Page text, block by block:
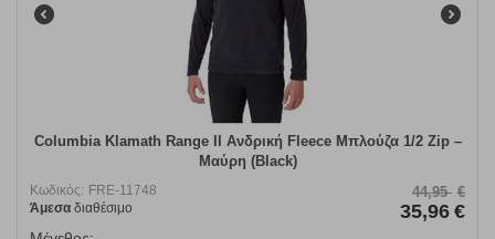
Columbia Klamath Range II Ανδρική Fleece Μπλούζα 1/2 Zip –
Μαύρη (Black)
Κωδικός: FRE-11748
Άμεσα διαθέσιμο
44,95 €
35,96 €